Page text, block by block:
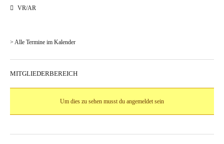
VR/AR
> Alle Termine im Kalender
MITGLIEDERBEREICH
Um dies zu sehen musst du angemeldet sein